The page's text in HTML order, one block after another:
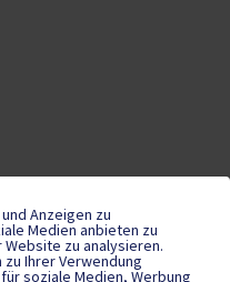
Anzeigen zu
Medien anbieten zu
zu analysieren.
Ihrer Verwendung
soziale Medien, Werbung